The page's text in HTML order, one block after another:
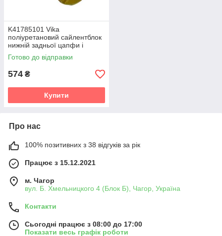
K41785101 Vika
поліуретановий сайлентблок
нижній задньої цапфи і
важеля PolyBush (аналог)
v19
Готово до відправки
574 ₴
Купити
Про нас
100% позитивних з 38 відгуків за рік
Працює з 15.12.2021
м. Чагор
вул. Б. Хмельницкого 4 (Блок Б), Чагор, Україна
Контакти
Сьогодні працює з 08:00 до 17:00
Показати весь графік роботи